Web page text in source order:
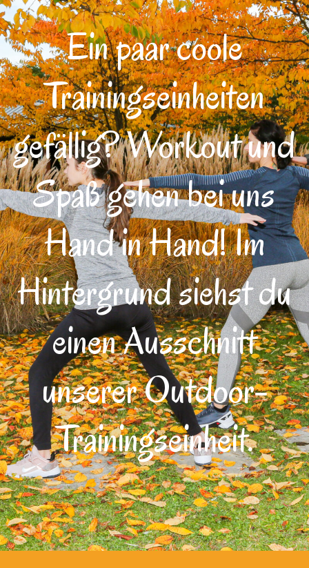
Ein paar coole
Trainingseinheiten
gefällig? Workout und
Spaß gehen bei uns
Hand in Hand! Im
Hintergrund siehst du
einen Ausschnitt
unserer Outdoor-
Trainingseinheit.